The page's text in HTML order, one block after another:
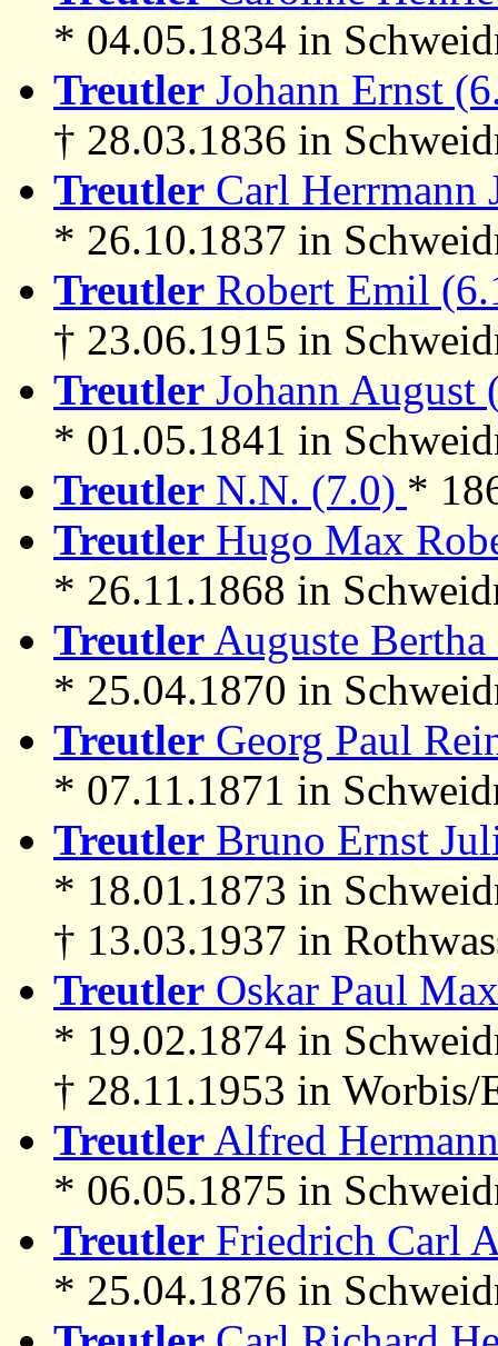
* 04.05.1834 in
Treutler Johann Ernst
† 28.03.1836 in
Treutler Carl Herrmann
* 26.10.1837 in
Treutler Robert Emil
† 23.06.1915 in
Treutler Johann August
* 01.05.1841 in
Treutler N.N. (7.0) *
Treutler Hugo Max
* 26.11.1868 in
Treutler Auguste
* 25.04.1870 in
Treutler Georg Paul
* 07.11.1871 in
Treutler Bruno Ernst
* 18.01.1873 in
† 13.03.1937 in
Treutler Oskar Paul
* 19.02.1874 in
† 28.11.1953 in Worbis/
Treutler Alfred
* 06.05.1875 in
Treutler Friedrich Carl
* 25.04.1876 in